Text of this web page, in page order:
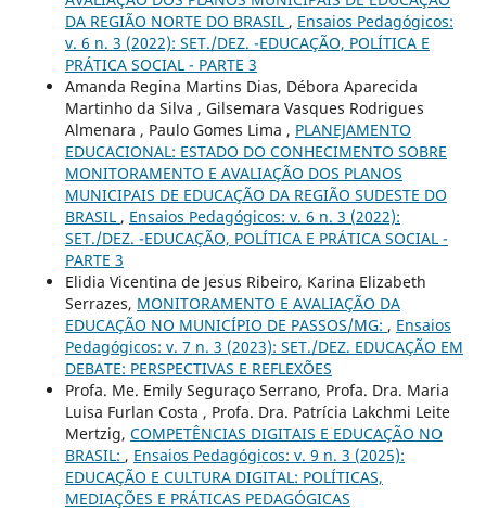
DA REGIÃO NORTE DO BRASIL , Ensaios Pedagógicos:
v. 6 n. 3 (2022): SET./DEZ. -EDUCAÇÃO, POLÍTICA E
PRÁTICA SOCIAL - PARTE 3
Amanda Regina Martins Dias, Débora Aparecida
Martinho da Silva , Gilsemara Vasques Rodrigues
Almenara , Paulo Gomes Lima , PLANEJAMENTO
EDUCACIONAL: ESTADO DO CONHECIMENTO SOBRE
MONITORAMENTO E AVALIAÇÃO DOS PLANOS
MUNICIPAIS DE EDUCAÇÃO DA REGIÃO SUDESTE DO
BRASIL , Ensaios Pedagógicos: v. 6 n. 3 (2022):
SET./DEZ. -EDUCAÇÃO, POLÍTICA E PRÁTICA SOCIAL -
PARTE 3
Elidia Vicentina de Jesus Ribeiro, Karina Elizabeth
Serrazes, MONITORAMENTO E AVALIAÇÃO DA
EDUCAÇÃO NO MUNICÍPIO DE PASSOS/MG: , Ensaios
Pedagógicos: v. 7 n. 3 (2023): SET./DEZ. EDUCAÇÃO EM
DEBATE: PERSPECTIVAS E REFLEXÕES
Profa. Me. Emily Seguraço Serrano, Profa. Dra. Maria
Luisa Furlan Costa , Profa. Dra. Patrícia Lakchmi Leite
Mertzig, COMPETÊNCIAS DIGITAIS E EDUCAÇÃO NO
BRASIL: , Ensaios Pedagógicos: v. 9 n. 3 (2025):
EDUCAÇÃO E CULTURA DIGITAL: POLÍTICAS,
MEDIAÇÕES E PRÁTICAS PEDAGÓGICAS